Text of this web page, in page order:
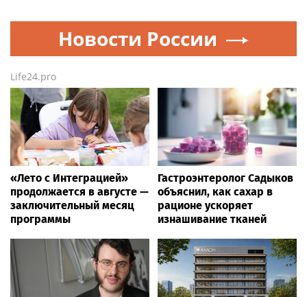
Новости России
Life24.pro
«Лето с Интеграцией»
продолжается в августе —
заключительный месяц
программы
Гастроэнтеролог Садыков
объяснил, как сахар в
рационе ускоряет
изнашивание тканей